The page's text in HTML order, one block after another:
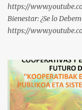
https://
Bienestar: ¿Se lo
https://
Industrial https://
¿Conoces los nuevos
compartir ideas, para
frente a abusos y